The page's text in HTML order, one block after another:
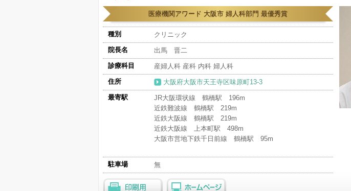
医療機関アワード 大阪市 婦人科部門 最優秀賞
種別
クリニック
院長名
出馬 晋二
診療科目
産婦人科 産科 内科 婦人科
住所
大阪府大阪市天王寺区味原町13-3
最寄駅
JR大阪環状線 鶴橋駅 196m
近鉄難波線 鶴橋駅 219m
近鉄大阪線 鶴橋駅 219m
近鉄大阪線 上本町駅 498m
大阪市営地下鉄千日前線 鶴橋駅 95m
駐車場 無